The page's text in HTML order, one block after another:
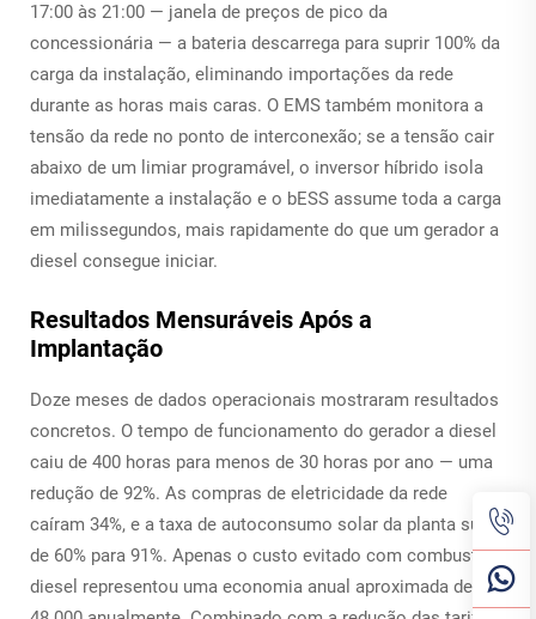
17:00 às 21:00 — janela de preços de pico da
concessionária — a bateria descarrega para suprir 100% da
carga da instalação, eliminando importações da rede
durante as horas mais caras. O EMS também monitora a
tensão da rede no ponto de interconexão; se a tensão cair
abaixo de um limiar programável, o inversor híbrido isola
imediatamente a instalação e o bESS assume toda a carga
em milissegundos, mais rapidamente do que um gerador a
diesel consegue iniciar.
Resultados Mensuráveis Após a
Implantação
Doze meses de dados operacionais mostraram resultados
concretos. O tempo de funcionamento do gerador a diesel
caiu de 400 horas para menos de 30 horas por ano — uma
redução de 92%. As compras de eletricidade da rede
caíram 34%, e a taxa de autoconsumo solar da planta subiu
de 60% para 91%. Apenas o custo evitado com combustível
diesel representou uma economia anual aproximada de